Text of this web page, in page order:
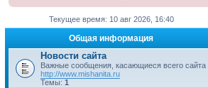
Текущее время: 10 авг 2026, 16:40
Общая информация
Новости сайта
Важные сообщения, касающиеся всего сайта
http://www.mishanita.ru
Темы: 1